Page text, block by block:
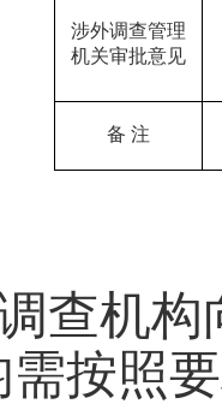
涉外调查管理
机关审批意见
备 注
查机
按照